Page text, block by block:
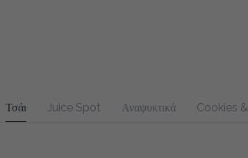
Τσάι Juice Spot Αναψυκτικά Cookies & Bites